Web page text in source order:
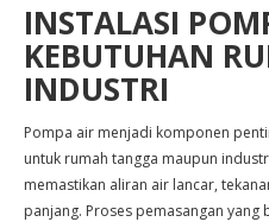
INSTALASI
KEBUTUHAN
INDUSTRI
Pompa air menjadi komponen
untuk rumah tangga maupun
memastikan aliran air lancar,
panjang. Proses pemasangan yang